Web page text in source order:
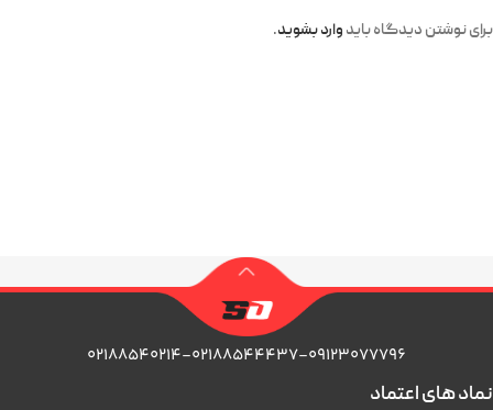
برای نوشتن دیدگاه باید وارد بشوید.
۰۲۱۸۸۵۴۰۲۱۴-۰۲۱۸۸۵۴۴۴۳۷-۰۹۱۲۳۰۷۷۷۹۶
نماد های اعتماد